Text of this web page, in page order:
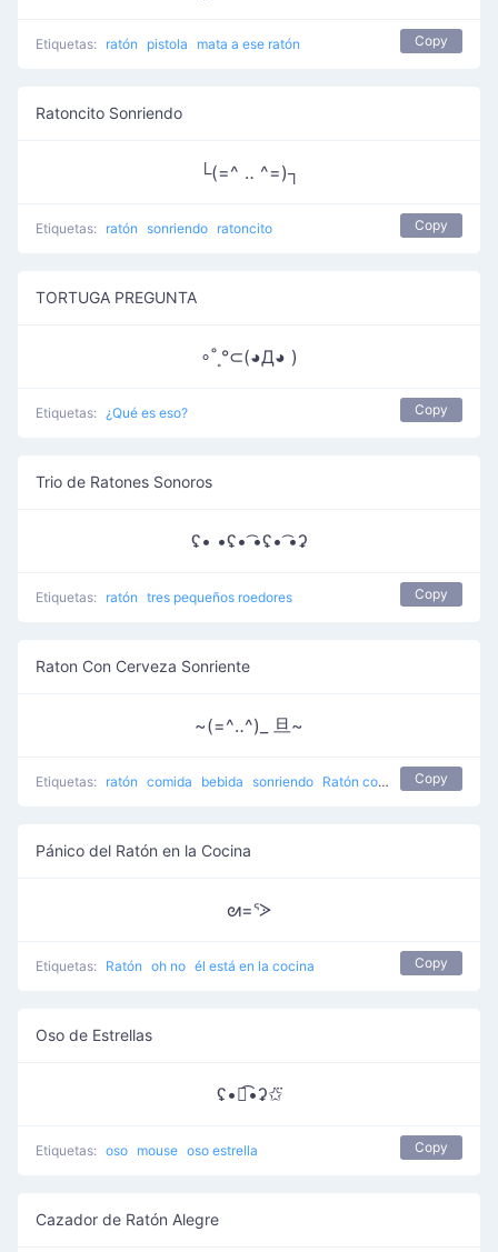
Etiquetas: ratón pistola mata a ese ratón Copy
Ratoncito Sonriendo
└(=^ ‥ ^=)┐
Etiquetas: ratón sonriendo ratoncito Copy
TORTUGA PREGUNTA
∘˚˳°⊂(◕Д◕ )
Etiquetas: ¿Qué es eso? Copy
Trio de Ratones Sonoros
ʢ• •ʢ• ͡•ʢ• ͡•ʡ
Etiquetas: ratón tres pequeños roedores Copy
Raton Con Cerveza Sonriente
~(=^‥^)_ 旦~
Etiquetas: ratón comida bebida sonriendo Ratón consigue cerveza Copy
Pánico del Ratón en la Cocina
ᘛ=ᕐᐷ
Etiquetas: Ratón oh no él está en la cocina Copy
Oso de Estrellas
ʢ•ꇵ͡•ʡ✩⃛
Etiquetas: oso mouse oso estrella Copy
Cazador de Ratón Alegre